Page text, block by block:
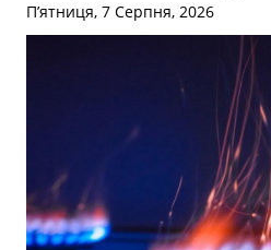
П’ятниця, 7 Серпня, 2026